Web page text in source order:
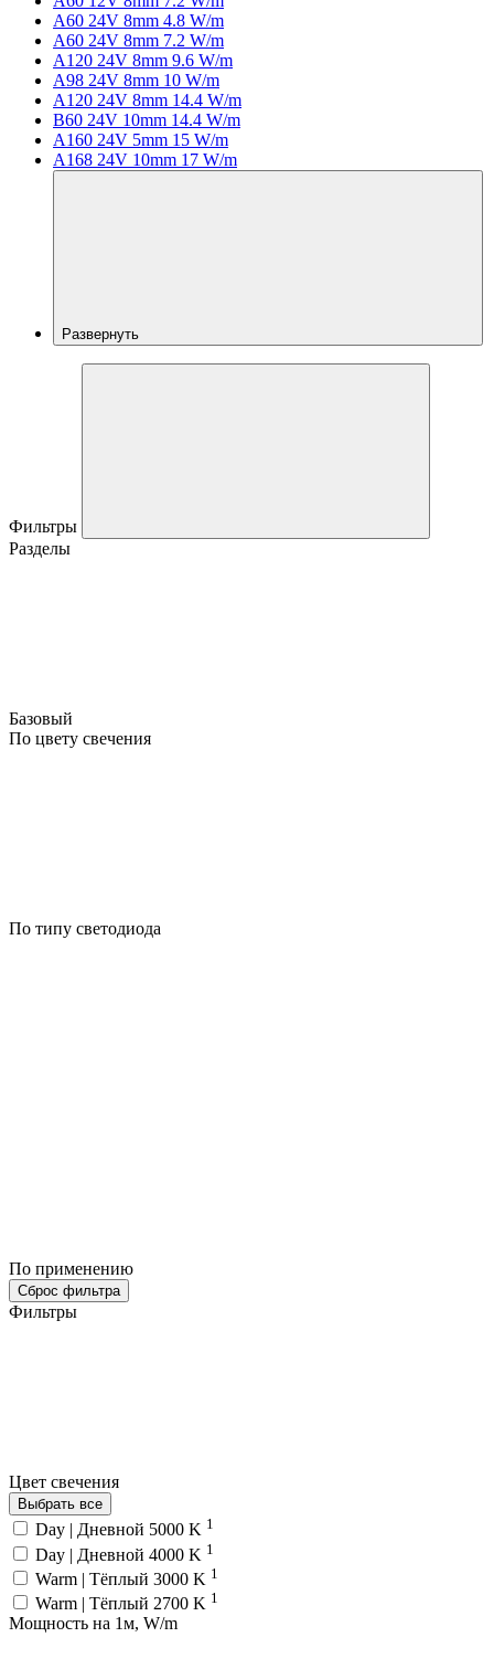
A60 24V 8mm 4.8 W/m
A60 24V 8mm 7.2 W/m
A120 24V 8mm 9.6 W/m
A98 24V 8mm 10 W/m
A120 24V 8mm 14.4 W/m
B60 24V 10mm 14.4 W/m
A160 24V 5mm 15 W/m
A168 24V 10mm 17 W/m
Развернуть
Фильтры
Разделы
Базовый
По цвету свечения
По типу светодиода
По применению
Сброс фильтра
Фильтры
Цвет свечения
Выбрать все
Day | Дневной 5000 K 1
Day | Дневной 4000 K 1
Warm | Тёплый 3000 K 1
Warm | Тёплый 2700 K 1
Мощность на 1м, W/m